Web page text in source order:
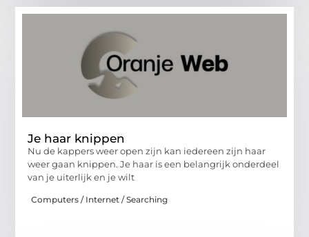
Je haar knippen
Nu de kappers weer open zijn kan iedereen zijn haar
weer gaan knippen. Je haar is een belangrijk onderdeel
van je uiterlijk en je wilt
Computers / Internet / Searching